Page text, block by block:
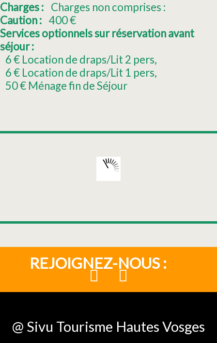
Charges : Charges non comprises :
Caution : 400€
Services optionnels sur réservation avant
séjour :
6€ Location de draps/Lit 2 pers
6€ Location de draps/Lit 1 pers
50€ Ménage fin de Séjour
REJOIGNEZ-NOUS :
@ Sivu Tourisme Hautes Vosges